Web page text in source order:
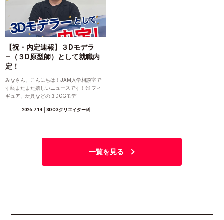
【祝・内定速報】３Dモデラ
―（３D原型師）として就職内
定！
みなさん、こんにちは！JAM入学相談室で
す🙋またまた嬉しいニュースです！😊 フィ
ギュア、玩具などの３DCGモデ ･･･
2026.7.14│3DCGクリエイター科
一覧を見る